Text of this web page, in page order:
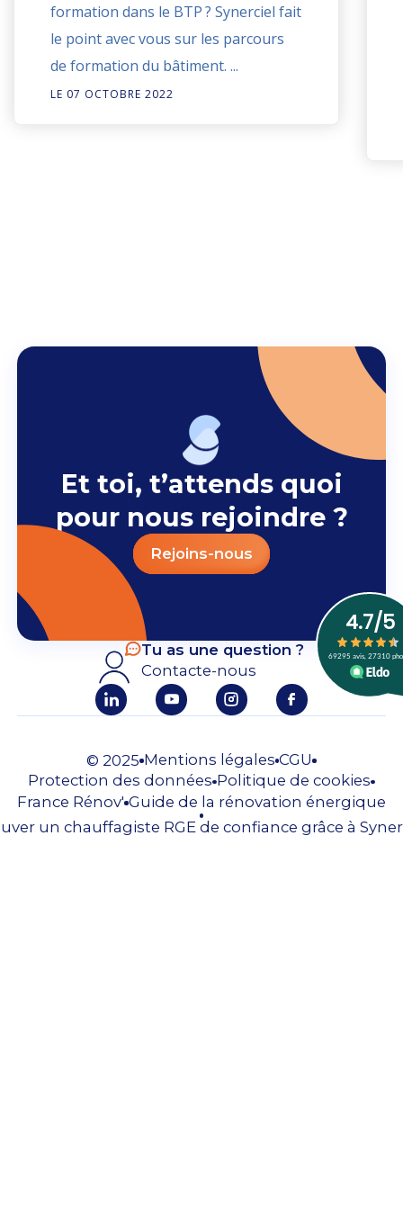
formation dans le BTP ? Synerciel fait
le point avec vous sur les parcours
de formation du bâtiment. ...
LE 07 OCTOBRE 2022
Et toi, t’attends quoi
pour nous rejoindre ?
Rejoins-nous
Tu as une question ?
Contacte-nous
© 2025 Mentions légales CGU
Protection des données Politique de cookies
France Rénov' Guide de la rénovation énergique
un chauffagiste RGE de confiance grâce à